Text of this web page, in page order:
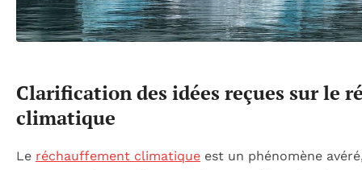
Clarification des idées reçues sur le
climatique
Le réchauffement climatique est un phénomène